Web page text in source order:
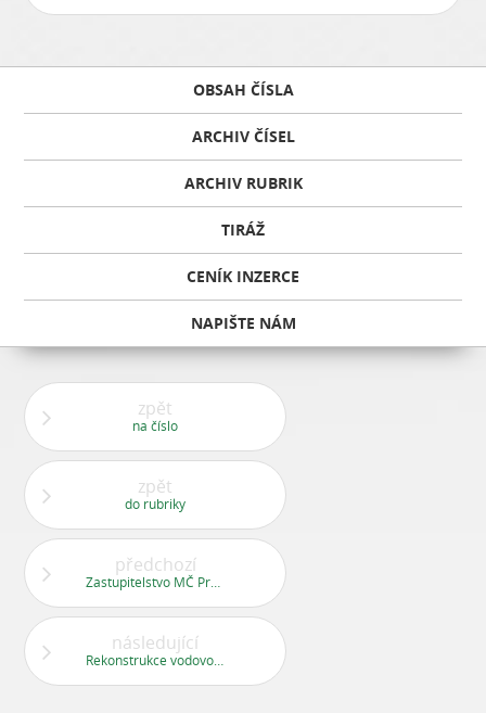
OBSAH ČÍSLA
ARCHIV ČÍSEL
ARCHIV RUBRIK
TIRÁŽ
CENÍK INZERCE
NAPIŠTE NÁM
zpět
na číslo
zpět
do rubriky
předchozí
následující